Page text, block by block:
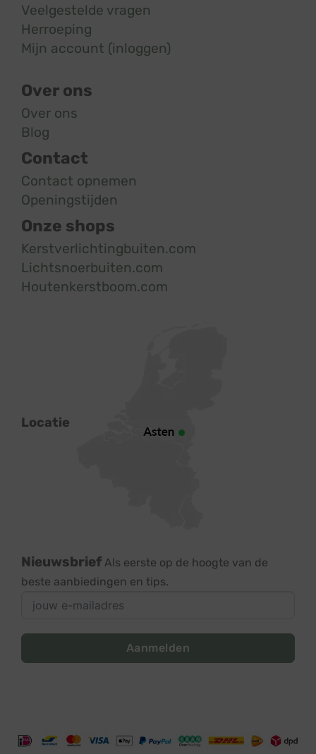
Veelgestelde vragen
Herroeping
Mijn account (inloggen)
Over ons
Over ons
Blog
Contact
Contact opnemen
Openingstijden
Onze shops
Kerstverlichtingbuiten.com
Lichtsnoerbuiten.com
Houtenkerstboom.com
Locatie
Nieuwsbrief Als eerste op de hoogte van de
beste aanbiedingen en tips.
Aanmelden